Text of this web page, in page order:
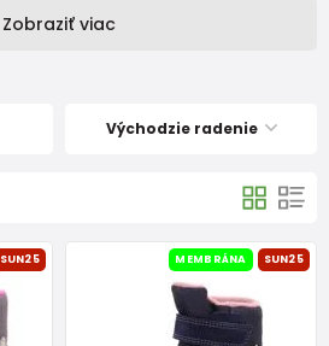
Zobraziť viac
Východzie radenie
SUN25 MEMBRÁNA SUN25